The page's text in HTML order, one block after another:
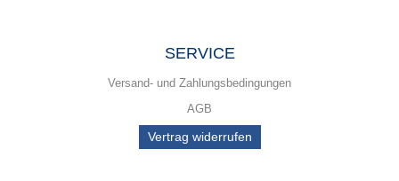
SERVICE
Versand- und Zahlungsbedingungen
AGB
Vertrag widerrufen